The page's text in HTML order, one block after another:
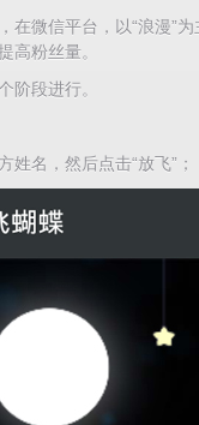
微信平台，以“浪漫”
高粉丝量。
阶段进行。
名，然后点击“放飞”；